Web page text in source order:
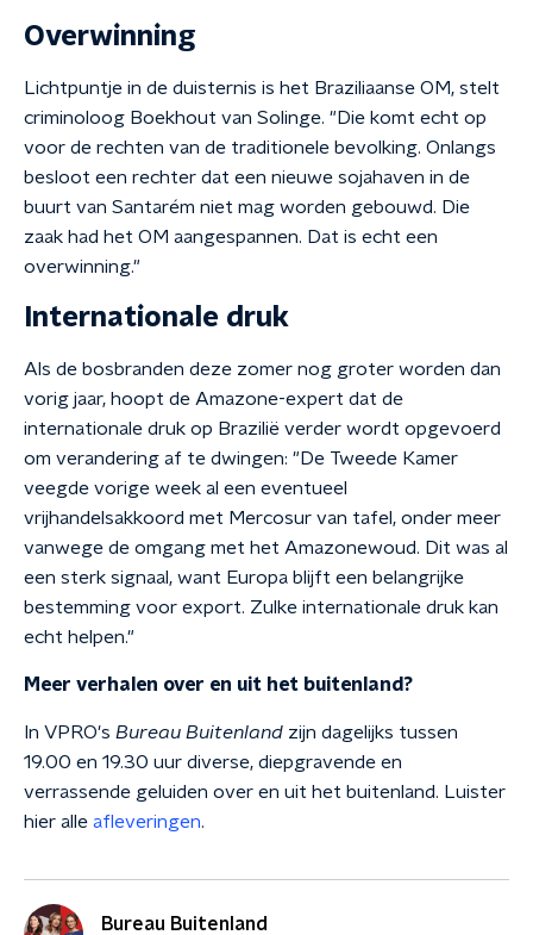
Overwinning
Lichtpuntje in de duisternis is het Braziliaanse OM, stelt
criminoloog Boekhout van Solinge. "Die komt echt op
voor de rechten van de traditionele bevolking. Onlangs
besloot een rechter dat een nieuwe sojahaven in de
buurt van Santarém niet mag worden gebouwd. Die
zaak had het OM aangespannen. Dat is echt een
overwinning."
Internationale druk
Als de bosbranden deze zomer nog groter worden dan
vorig jaar, hoopt de Amazone-expert dat de
internationale druk op Brazilië verder wordt opgevoerd
om verandering af te dwingen: "De Tweede Kamer
veegde vorige week al een eventueel
vrijhandelsakkoord met Mercosur van tafel, onder meer
vanwege de omgang met het Amazonewoud. Dit was al
een sterk signaal, want Europa blijft een belangrijke
bestemming voor export. Zulke internationale druk kan
echt helpen."
Meer verhalen over en uit het buitenland?
In VPRO's Bureau Buitenland zijn dagelijks tussen
19.00 en 19.30 uur diverse, diepgravende en
verrassende geluiden over en uit het buitenland. Luister
hier alle afleveringen.
Bureau Buitenland